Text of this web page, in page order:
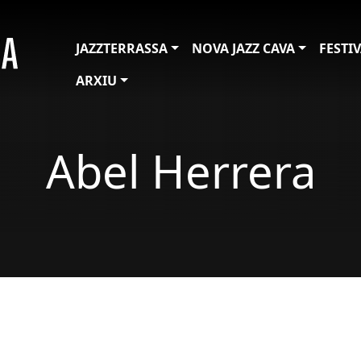
JAZZTERRASSA NOVA JAZZ CAVA
ARXIU
Abel Herrera